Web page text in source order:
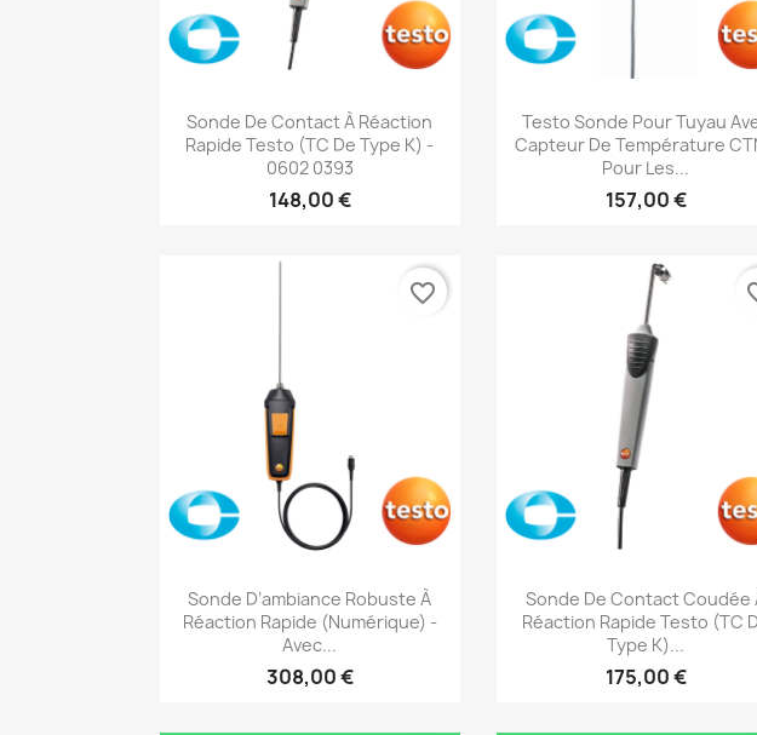
Sonde De Contact À Réaction
Rapide Testo (TC De Type K) -
0602 0393
148,00 €
Testo Sonde Pour Tuyau
Capteur De Température
Pour Les...
157,00 €
Sonde D’ambiance Robuste À
Réaction Rapide (numérique) -
Avec...
308,00 €
favorite_border
Sonde De Contact Coudée
Réaction Rapide Testo (TC
Type K)...
175,00 €